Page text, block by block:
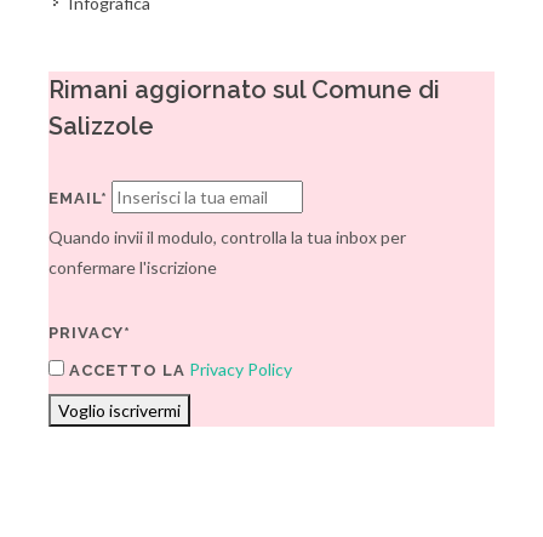
Rimani aggiornato sul Comune di
Salizzole
EMAIL*
Quando invii il modulo, controlla la tua inbox per
confermare l'iscrizione
PRIVACY*
ACCETTO LA Privacy Policy
Voglio iscrivermi